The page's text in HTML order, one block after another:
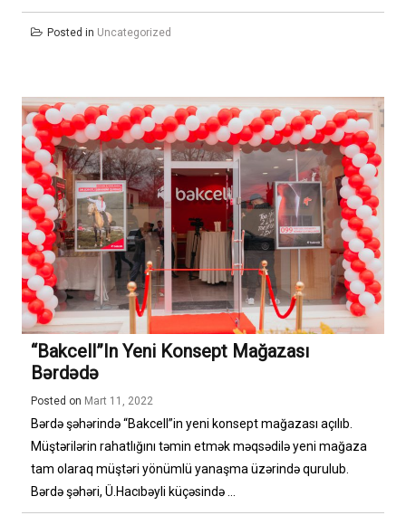
Posted in Uncategorized
“Bakcell”in Yeni Konsept Mağazası
Bərdədə
Posted on Mart 11, 2022
Bərdə şəhərində “Bakcell”in yeni konsept mağazası açılıb.
Müştərilərin rahatlığını təmin etmək məqsədilə yeni mağaza
tam olaraq müştəri yönümlü yanaşma üzərində qurulub.
Bərdə şəhəri, Ü.Hacıbəyli küçəsində ...